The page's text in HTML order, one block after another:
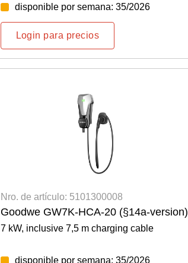
disponible por semana: 35/2026
Login para precios
Nro. de artículo: 5101300008
Goodwe GW7K-HCA-20 (§14a-version)
7 kW, inclusive 7,5 m charging cable
disponible por semana: 35/2026